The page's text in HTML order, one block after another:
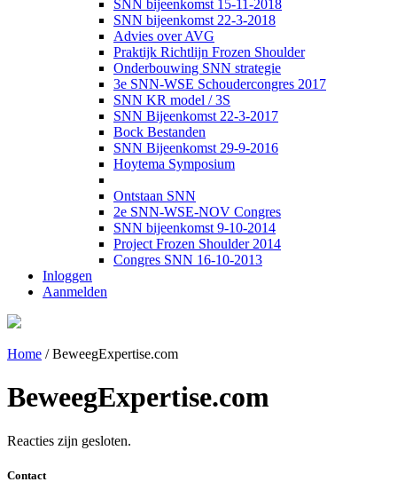
SNN bijeenkomst 15-11-2018
SNN bijeenkomst 22-3-2018
Advies over AVG
Praktijk Richtlijn Frozen Shoulder
Onderbouwing SNN strategie
3e SNN-WSE Schoudercongres 2017
SNN KR model / 3S
SNN Bijeenkomst 22-3-2017
Bock Bestanden
SNN Bijeenkomst 29-9-2016
Hoytema Symposium
Ontstaan SNN
2e SNN-WSE-NOV Congres
SNN bijeenkomst 9-10-2014
Project Frozen Shoulder 2014
Congres SNN 16-10-2013
Inloggen
Aanmelden
Home /BeweegExpertise.com
BeweegExpertise.com
Reacties zijn gesloten.
Contact